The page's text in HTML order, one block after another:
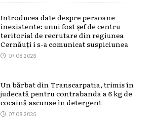
Introducea date despre persoane
inexistente: unui fost șef de centru
teritorial de recrutare din regiunea
Cernăuți i s-a comunicat suspiciunea
07.08.2026
Un bărbat din Transcarpatia, trimis în
judecată pentru contrabanda a 6 kg de
cocaină ascunse în detergent
07.08.2026